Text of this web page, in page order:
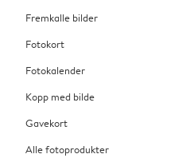
Fremkalle bilder
Fotokort
Fotokalender
Kopp med bilde
Gavekort
Alle fotoprodukter